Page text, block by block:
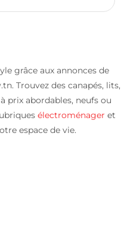
grâce aux annonces de
Trouvez des canapés, lits,
prix abordables, neufs ou
électroménager et
espace de vie.